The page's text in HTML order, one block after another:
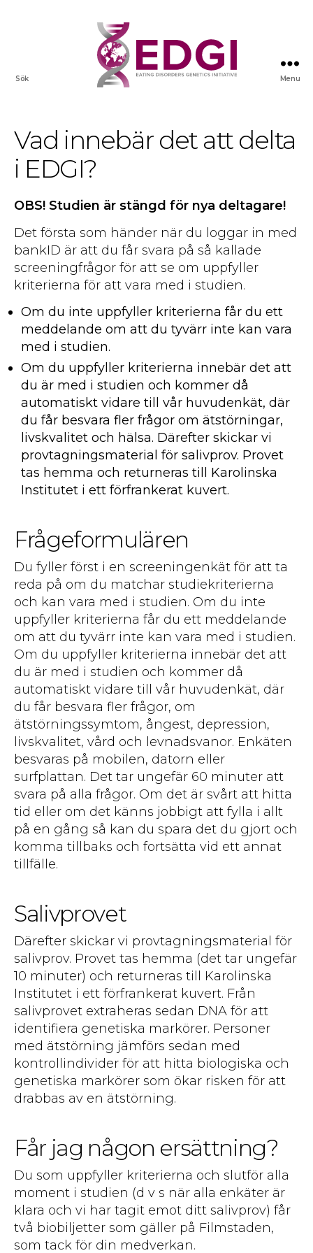
Sök Menu
Vad innebär det att delta
i EDGI?
OBS! Studien är stängd för nya deltagare!
Det första som händer när du loggar in med
bankID är att du får svara på så kallade
screeningfrågor för att se om uppfyller
kriterierna för att vara med i studien.
Om du inte uppfyller kriterierna får du ett
meddelande om att du tyvärr inte kan vara
med i studien.
Om du uppfyller kriterierna innebär det att
du är med i studien och kommer då
automatiskt vidare till vår huvudenkät, där
du får besvara fler frågor om ätstörningar,
livskvalitet och hälsa. Därefter skickar vi
provtagningsmaterial för salivprov. Provet
tas hemma och returneras till Karolinska
Institutet i ett förfrankerat kuvert.
Frågeformulären
Du fyller först i en screeningenkät för att ta
reda på om du matchar studiekriterierna
och kan vara med i studien. Om du inte
uppfyller kriterierna får du ett meddelande
om att du tyvärr inte kan vara med i studien.
Om du uppfyller kriterierna innebär det att
du är med i studien och kommer då
automatiskt vidare till vår huvudenkät, där
du får besvara fler frågor, om
ätstörningssymtom, ångest, depression,
livskvalitet, vård och levnadsvanor. Enkäten
besvaras på mobilen, datorn eller
surfplattan. Det tar ungefär 60 minuter att
svara på alla frågor. Om det är svårt att hitta
tid eller om det känns jobbigt att fylla i allt
på en gång så kan du spara det du gjort och
komma tillbaks och fortsätta vid ett annat
tillfälle.
Salivprovet
Därefter skickar vi provtagningsmaterial för
salivprov. Provet tas hemma (det tar ungefär
10 minuter) och returneras till Karolinska
Institutet i ett förfrankerat kuvert. Från
salivprovet extraheras sedan DNA för att
identifiera genetiska markörer. Personer
med ätstörning jämförs sedan med
kontrollindivider för att hitta biologiska och
genetiska markörer som ökar risken för att
drabbas av en ätstörning.
Får jag någon ersättning?
Du som uppfyller kriterierna och slutför alla
moment i studien (d v s när alla enkäter är
klara och vi har tagit emot ditt salivprov) får
två biobiljetter som gäller på Filmstaden,
som tack för din medverkan.